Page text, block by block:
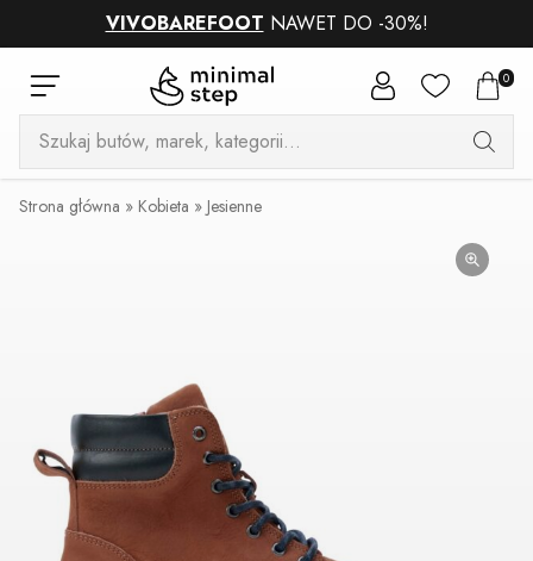
VIVOBAREFOOT NAWET DO -30%!
0
Wyszukiwarka
produktów
Strona główna » Kobieta » Jesienne